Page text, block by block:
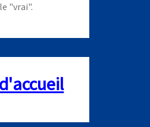
"vrai".